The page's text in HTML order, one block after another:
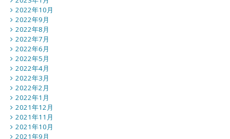
2022年10月
2022年9月
2022年8月
2022年7月
2022年6月
2022年5月
2022年4月
2022年3月
2022年2月
2022年1月
2021年12月
2021年11月
2021年10月
2021年9月